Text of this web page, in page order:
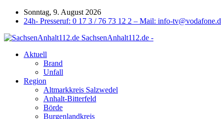
Sonntag, 9. August 2026
24h- Presseruf: 0 17 3 / 76 73 12 2 – Mail: info-
SachsenAnhalt112.de -
Aktuell
Brand
Unfall
Region
Altmarkkreis Salzwedel
Anhalt-Bitterfeld
Börde
Burgenlandkreis